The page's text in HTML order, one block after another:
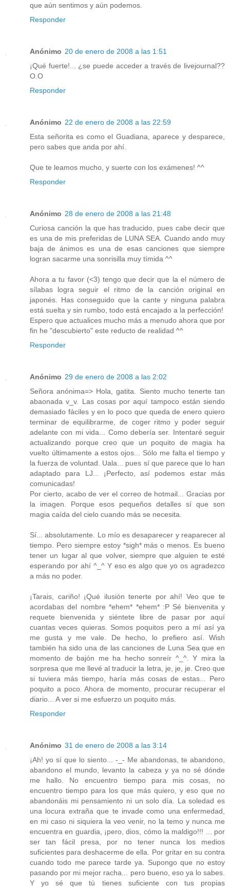
que aún sentimos y aún podemos.
Responder
Anónimo 20 de enero de 2008 a las 1:51
¡Qué fuerte!... ¿se puede acceder a través de livejournal??
O.O
Responder
Anónimo 22 de enero de 2008 a las 22:59
Esta señorita es como el Guadiana, aparece y desparece,
pero sabes que anda por ahí.
Que te leamos mucho, y suerte con los exámenes! ^^
Responder
Anónimo 28 de enero de 2008 a las 21:48
Curiosa canción la que has traducido, pues cabe decir que
es una de mis preferidas de LUNA SEA. Cuando ando muy
baja de ánimos es una de esas canciones que siempre
logran sacarme una sonrisilla muy tímida ^^
Ahora a tu favor (<3) tengo que decir que la el número de
sílabas logra seguir el ritmo de la canción original en
japonés. Has conseguido que la cante y ninguna palabra
está suelta y sin rumbo, todo está encajado a la perfección!
Espero que actualices mucho más a menudo ahora que por
fin he "descubierto" este reducto de realidad ^^
Responder
Anónimo 29 de enero de 2008 a las 2:02
Señora anónima=> Hola, gatita. Siento mucho tenerte tan
abaonada v_v. Las cosas por aquí tampoco están siendo
demasiado fáciles y en lo poco que queda de enero quiero
terminar de equilibrarme, de coger ritmo y poder seguir
adelante con mi vida... Como debería ser. Intentaré seguir
actualizando porque creo que un poquito de magia ha
vuelto últimamente a estos ojos... Sólo me falta el tiempo y
la fuerza de voluntad. Uala... pues sí que parece que lo han
adaptado para LJ... ¡Perfecto, así podemos estar más
comunicadas!
Por cierto, acabo de ver el correo de hotmail... Gracias por
la imagen. Porque esos pequeños detalles sí que son
magia caída del cielo cuando más se necesita.
Sí... absolutamente. Lo mío es desaparecer y reaparecer al
tiempo. Pero siempre estoy *sigh* más o menos. Es bueno
tener un lugar al que volver, siempre que alguien te esté
esperando por ahí ^_^ Y eso es algo que yo os agradezco
a más no poder.
¡Tarais, cariño! ¡Qué ilusión tenerte por ahí! Veo que te
acordabas del nombre *ehem* *ehem* :P Sé bienvenita y
requete bienvenida y siéntete libre de pasar por aquí
cuantas veces quieras. Somos poquitos pero a mí así ya
me gusta y me vale. De hecho, lo prefiero así. Wish
también ha sido una de las canciones de Luna Sea que en
momento de bajón me ha hecho sonreír ^_^. Y mira la
sorpresa que me llevé al traducir la letra, je, je, je. Creo que
si tuviera más tiempo, haría más cosas de estas... Pero
poquito a poco. Ahora de momento, procurar recuperar el
diario... A ver si me esfuerzo un poquito más.
Responder
Anónimo 31 de enero de 2008 a las 3:14
¡Ah! yo sí que lo siento... -_- Me abandonas, te abandono,
abandono el mundo, levanto la cabeza y ya no sé dónde
me hallo. No encuentro tiempo para mis cosas, no
encuentro tiempo para los que más quiero, y eso que no
abandonáis mi pensamiento ni un solo día. La soledad es
una locura extraña que te invade como una enfermedad,
en mi caso ni siquiera la veo venir, no la temo y nunca me
encuentra en guardia, ¡pero, dios, cómo la maldigo!!! ... por
ser tan fácil presa, por no tener nunca los medios
suficientes para deshacerme de ella. Por gritar en su contra
cuando todo me parece tarde ya. Supongo que no estoy
pasando por mi mejor racha... pero bueno, eso ya lo sabes.
Y yo sé que tú tienes suficiente con tus propias